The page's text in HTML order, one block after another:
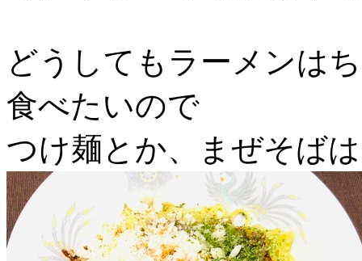
どうしてもラーメンは
食べたいので
つけ麺とか、まぜそば